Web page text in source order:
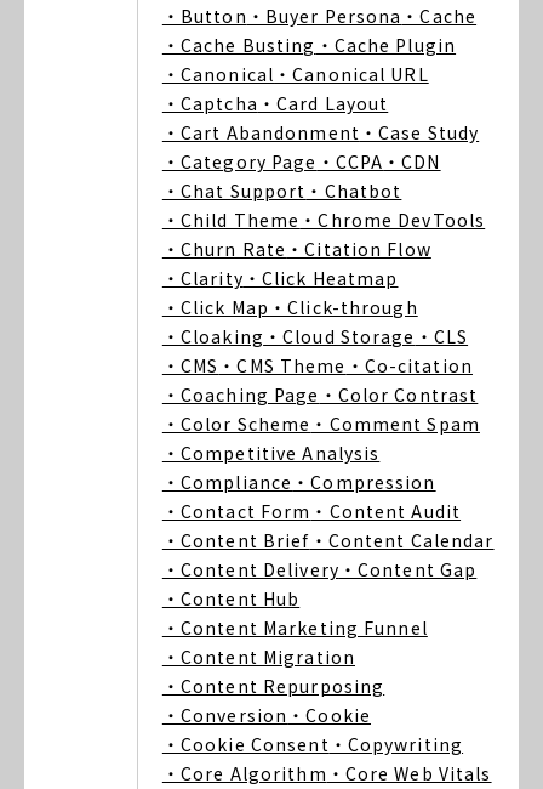
・Button ・Buyer Persona ・Cache
・Cache Busting ・Cache Plugin
・Canonical ・Canonical URL
・Captcha ・Card Layout
・Cart Abandonment ・Case Study
・Category Page ・CCPA ・CDN
・Chat Support ・Chatbot
・Child Theme ・Chrome DevTools
・Churn Rate ・Citation Flow
・Clarity ・Click Heatmap
・Click Map ・Click-through
・Cloaking ・Cloud Storage ・CLS
・CMS ・CMS Theme ・Co-citation
・Coaching Page ・Color Contrast
・Color Scheme ・Comment Spam
・Competitive Analysis
・Compliance ・Compression
・Contact Form ・Content Audit
・Content Brief ・Content Calendar
・Content Delivery ・Content Gap
・Content Hub
・Content Marketing Funnel
・Content Migration
・Content Repurposing
・Conversion ・Cookie
・Cookie Consent ・Copywriting
・Core Algorithm ・Core Web Vitals